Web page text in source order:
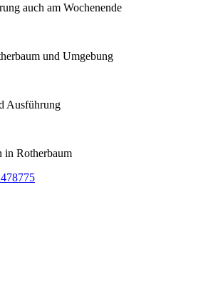
auch am Wochenende
und Umgebung
Ausführung
in Rotherbaum